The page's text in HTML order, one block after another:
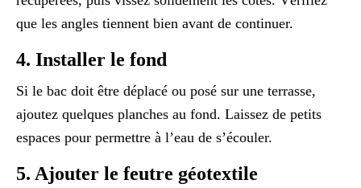
que les angles tiennent bien avant de continuer.
4. Installer le fond
Si le bac doit être déplacé ou posé sur une terrasse,
ajoutez quelques planches au fond. Laissez de petits
espaces pour permettre à l’eau de s’écouler.
5. Ajouter le feutre géotextile